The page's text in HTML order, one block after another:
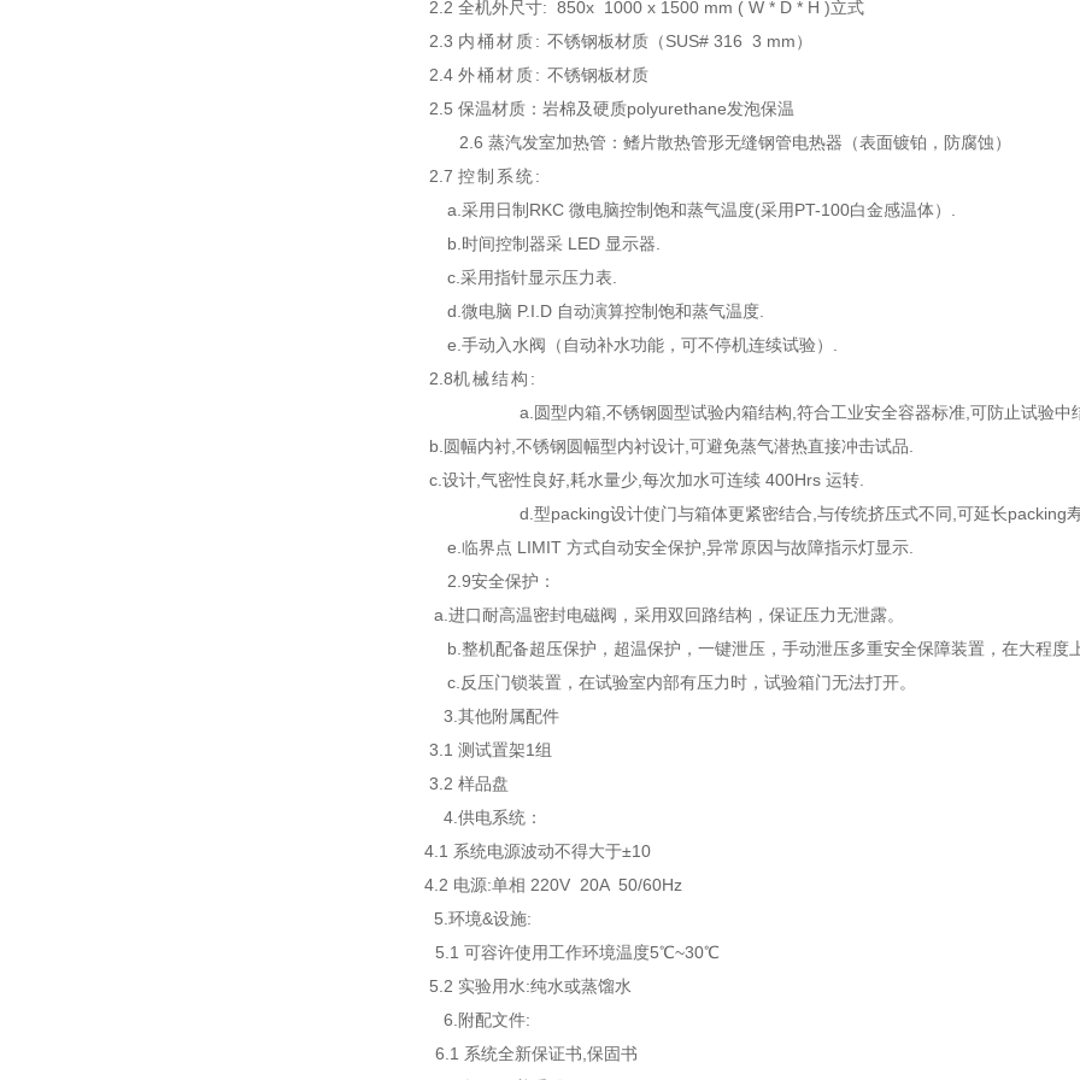
2.2 全机外尺寸: 850x 1000 x 1 500 mm ( W * D * H )立式
2.3 内桶材质: 不锈钢板材质 （SUS# 316 3 mm）
2.4 外桶材质: 不锈钢板材质
2. 5 保温材质：岩棉及硬质polyurethane发泡保温
2.6 蒸汽发室加热管：鳍片散热管形无缝钢管电热器（表面镀铂，防腐蚀）
2. 7 控制系统:
a. 采用日制RKC 微电脑控制饱和蒸气温度(采用PT-100白金感温体）.
b. 时间控制器采 LED 显示器
c. 采用指针显示压力表
d. 微电脑 P.I.D 自动演算控制饱和蒸气温度
e. 手动入水阀 （自动补水功能，可不停机连续试验）
2. 8机械结构 :
a. 圆型内箱 不锈钢圆型试验内箱结构 符合工业安全容器标准 可防止试验中
b. 圆幅内衬 不锈钢圆幅型内衬设计 可避免蒸气潜热直接冲击试品
c. 设计 气密性良好 耗水量少 每次加水可连续 400Hrs 运转
d. 型packing设计使门与箱体更紧密结合 与传统挤压式不同 可延长packing
e. 临界点 LIMIT 方式自动安全保护 异常原因与故障指示灯显示
2.9安全保护：
a.进口耐高温密封电磁阀，采用双回路结构，保证压力无泄露。
b.整机配备超压保护，超温保护，一键泄压，手动泄压多重安全保障装置，在大程
c.反压门锁装置，在试验室内部有压力时，试验箱门无法打开。
3. 其他附属配件
3.1 测试置架1组
3.2 样品盘
4. 供电系统：
4.1 系统电源波动不得大于±10
4.2 电源:单相 220V 20A 50/60Hz
5. 环境&设施:
5.1 可容许使用工作环境温度5℃~30℃
5.2 实验用水:纯水或蒸馏水
6. 附配文件:
6.1 系统全新保证书 保固书